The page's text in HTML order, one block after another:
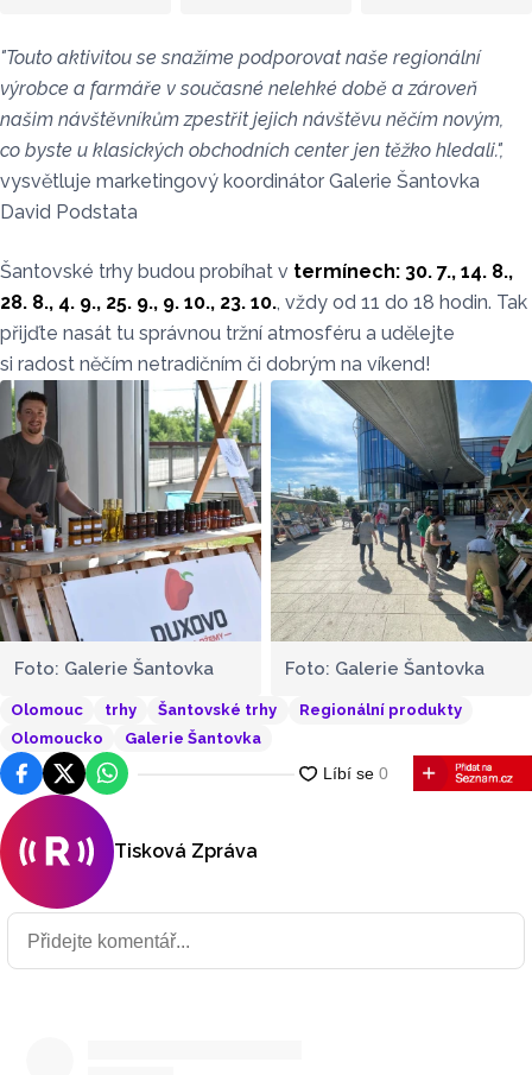
"Touto aktivitou se snažíme podporovat naše regionální
výrobce a farmáře v současné nelehké době a zároveň
našim návštěvníkům zpestřit jejich návštěvu něčím novým,
co byste u klasických obchodních center jen těžko hledali.",
vysvětluje marketingový koordinátor Galerie Šantovka
David Podstata
Šantovské trhy budou probíhat v termínech: 30. 7., 14. 8.,
28. 8., 4. 9., 25. 9., 9. 10., 23. 10., vždy od 11 do 18 hodin. Tak
přijďte nasát tu správnou tržní atmosféru a udělejte
si radost něčím netradičním či dobrým na víkend!
Foto: Galerie Šantovka Foto: Galerie Šantovka
Olomouc trhy Šantovské trhy
Regionální produkty
Olomoucko
Galerie Šantovka
FacebookPlatforma X
WhatsApp
Tisková Zpráva